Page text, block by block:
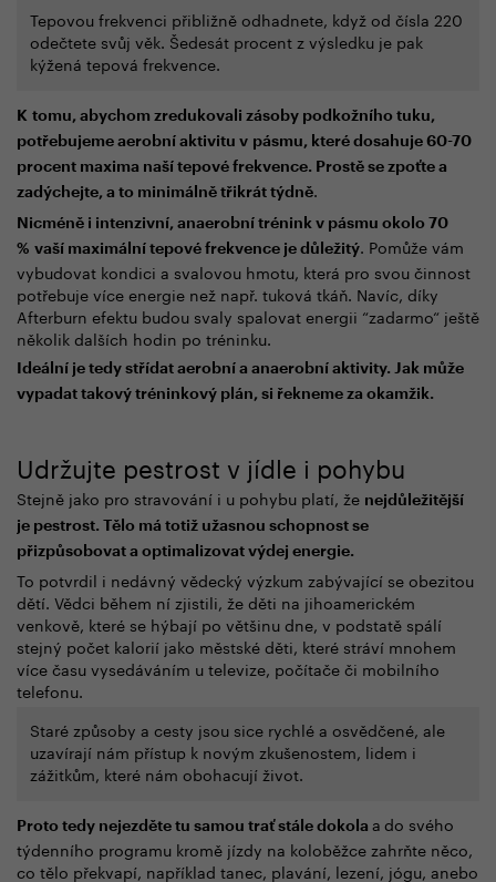
Tepovou frekvenci přibližně odhadnete, když od čísla 220
odečtete svůj věk. Šedesát procent z výsledku je pak
kýžená tepová frekvence.
K tomu, abychom zredukovali zásoby podkožního tuku,
potřebujeme aerobní aktivitu v pásmu, které dosahuje 60-70
procent maxima naší tepové frekvence. Prostě se zpoťte a
zadýchejte, a to minimálně třikrát týdně.
Nicméně i intenzivní, anaerobní trénink v pásmu okolo 70
% vaší maximální tepové frekvence je důležitý. Pomůže vám
vybudovat kondici a svalovou hmotu, která pro svou činnost
potřebuje více energie než např. tuková tkáň. Navíc, díky
Afterburn efektu budou svaly spalovat energii “zadarmo“ ještě
několik dalších hodin po tréninku.
Ideální je tedy střídat aerobní a anaerobní aktivity. Jak může
vypadat takový tréninkový plán, si řekneme za okamžik.
Udržujte pestrost v jídle i pohybu
Stejně jako pro stravování i u pohybu platí, že nejdůležitější
je pestrost. Tělo má totiž užasnou schopnost se
přizpůsobovat a optimalizovat výdej energie.
To potvrdil i nedávný vědecký výzkum zabývající se obezitou
dětí. Vědci během ní zjistili, že děti na jihoamerickém
venkově, které se hýbají po většinu dne, v podstatě spálí
stejný počet kalorií jako městské děti, které stráví mnohem
více času vysedáváním u televize, počítače či mobilního
telefonu.
Staré způsoby a cesty jsou sice rychlé a osvědčené, ale
uzavírají nám přístup k novým zkušenostem, lidem i
zážitkům, které nám obohacují život.
Proto tedy nejezděte tu samou trať stále dokola ado svého
týdenního programu kromě jízdy na koloběžce zahrňte něco,
co tělo překvapí, například tanec, plavání, lezení, jógu, anebo